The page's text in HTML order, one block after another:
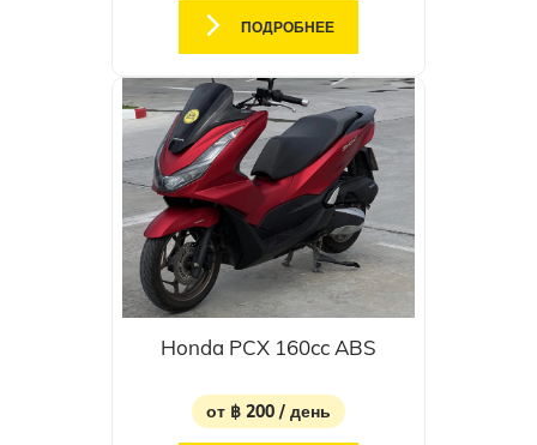
ПОДРОБНЕЕ
Honda PCX 160cc ABS
от ฿ 200 / день